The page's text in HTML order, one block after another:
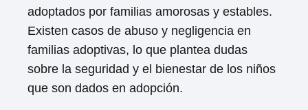
adoptados por familias amorosas y estables.
Existen casos de abuso y negligencia en
familias adoptivas, lo que plantea dudas
sobre la seguridad y el bienestar de los niños
que son dados en adopción.